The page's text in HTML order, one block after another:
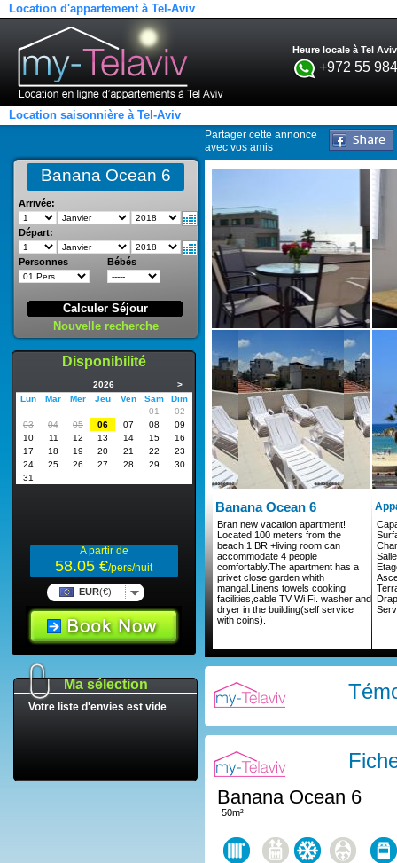
Location d'appartement à Tel-Aviv
Heure locale à Tel
+972 55
Location saisonnière à Tel-Aviv
Partager cette annonce
avec vos amis
Banana Ocean 6
Arrivée:
Départ:
Personnes Bébés
Calculer Séjour
Nouvelle recherche
Disponibilité
A partir de
58.05 €/pers/nuit
EUR(€)
Ma sélection
Votre liste d'envies est vide
Banana Ocean 6
Bran new vacation apartment!
Located 100 meters from the
beach.1 BR +living room can
accommodate 4 people
comfortably.The apartment has a
privet close garden whith
mangal.Linens towels cooking
facilities,cable TV Wi Fi. washer and
dryer in the building(self service
with coins).
Banana Ocean 6
50m²